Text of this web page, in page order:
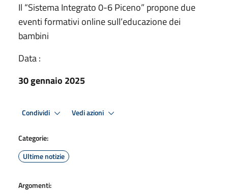
Il “Sistema Integrato 0-6 Piceno” propone due
eventi formativi online sull’educazione dei
bambini
Data :
30 gennaio 2025
Condividi Vedi azioni
Categorie:
Ultime notizie
Argomenti: